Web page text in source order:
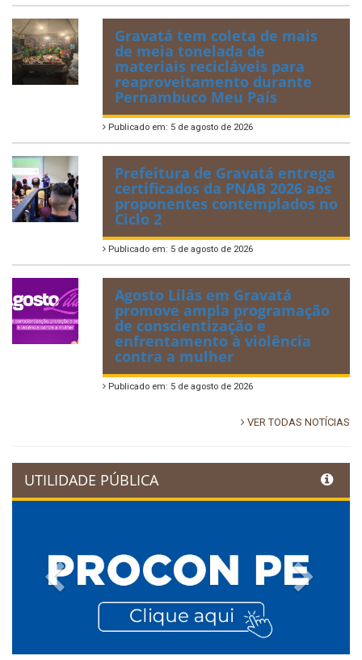
Gravatá tem coleta de mais
de meia tonelada de
materiais recicláveis para
reaproveitamento durante
Pernambuco Meu País
Publicado em: 5 de agosto de 2026
Prefeitura de Gravatá entrega
certificados da PNAB 2026 aos
proponentes contemplados no
Ciclo 2
Publicado em: 5 de agosto de 2026
Agosto Lilás em Gravatá
promove ampla programação
de conscientização e
enfrentamento à violência
contra a mulher
Publicado em: 5 de agosto de 2026
VER TODAS NOTÍCIAS
UTILIDADE PÚBLICA
Previous